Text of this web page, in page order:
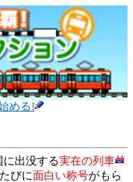
める!
出没する実在の列車
びに面白い称号がもら